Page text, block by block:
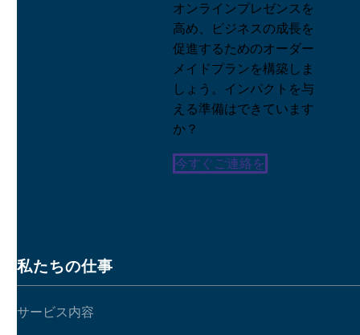
オンラインギャンブル
業界におけるUXのあり
1
自分の宿題に印をつけ
0
オンラインプレゼンスを
高め、ビジネスの成長を
促進するためのオーダー
メイドプランを構築しま
しょう。インパクトを与
える準備はできています
か？
今すぐご連絡を
私たちの仕事
サービス内容